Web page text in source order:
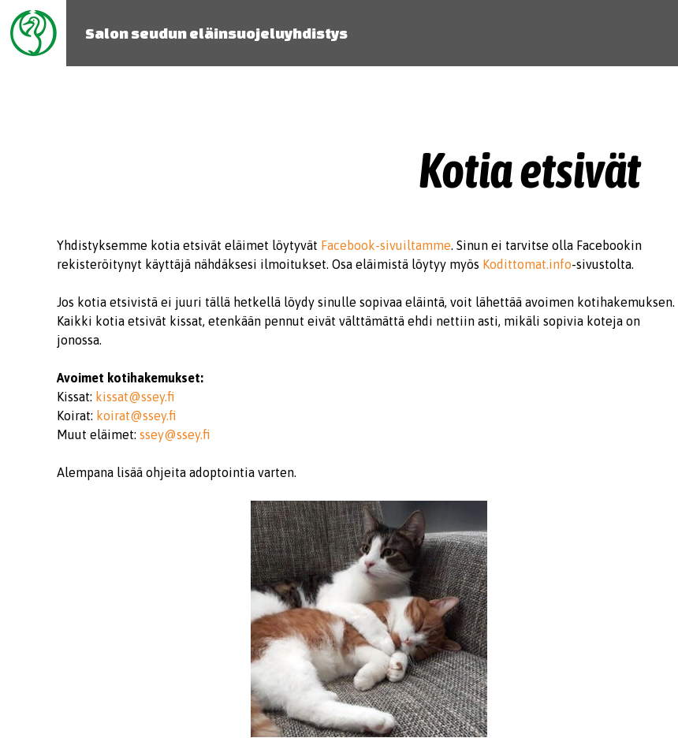
Salon seudun eläinsuojeluyhdistys
Kotia etsivät
Yhdistyksemme kotia etsivät eläimet löytyvät Facebook-sivuiltamme. Sinun ei tarvitse olla Facebookin
rekisteröitynyt käyttäjä nähdäksesi ilmoitukset. Osa eläimistä löytyy myös Kodittomat.info-sivustolta.
Jos kotia etsivistä ei juuri tällä hetkellä löydy sinulle sopivaa eläintä, voit lähettää avoimen kotihakemuksen.
Kaikki kotia etsivät kissat, etenkään pennut eivät välttämättä ehdi nettiin asti, mikäli sopivia koteja on
jonossa.
Avoimet kotihakemukset:
Kissat: kissat@ssey.fi
Koirat: koirat@ssey.fi
Muut eläimet: ssey@ssey.fi
Alempana lisää ohjeita adoptointia varten.